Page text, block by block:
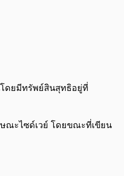
โดยมีทรัพย์สินสุทธิอยู่ที่
ษณะไซด์เวย์ โดยขณะที่เขียน